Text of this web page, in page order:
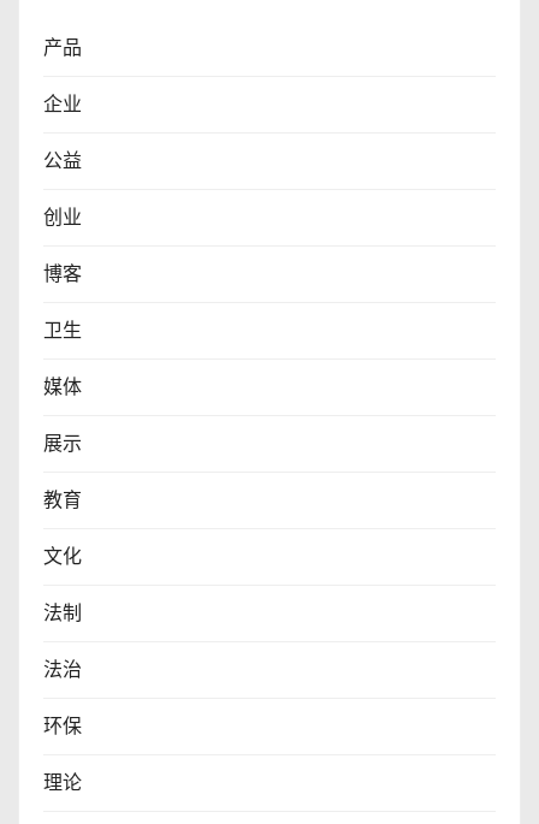
产品
企业
公益
创业
博客
卫生
媒体
展示
教育
文化
法制
法治
环保
理论